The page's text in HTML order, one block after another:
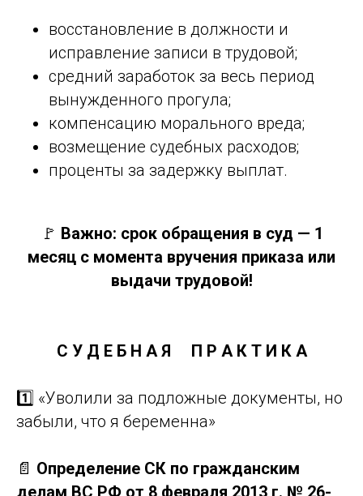
восстановление в должности и
исправление записи в трудовой;
средний заработок за весь период
вынужденного прогула;
компенсацию морального вреда;
возмещение судебных расходов;
проценты за задержку выплат.
🚩 Важно: срок обращения в суд — 1
месяц с момента вручения приказа или
выдачи трудовой!
С У Д Е Б Н А Я П Р А К Т И К А
1️⃣ «Уволили за подложные документы, но
забыли, что я беременна»
📄 Определение СК по гражданским
делам ВС РФ от 8 февраля 2013 г. № 26-